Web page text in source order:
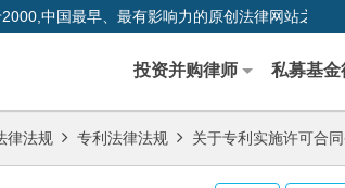
中国最早、最有影响力的原创法律网站之一
投资并购律师 私募基金
律法规 专利法律法规 关于专利实施许可合